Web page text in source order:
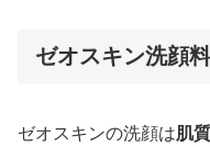
ゼオスキン洗顔料
ゼオスキンの洗顔は肌